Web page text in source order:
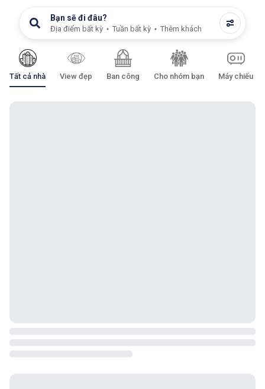
Bạn sẽ đi đâu?
Địa điểm bất kỳ Tuần bất kỳ Thêm khách
Tất cả nhà View đẹp Ban công Cho nhóm bạn Máy chiếu